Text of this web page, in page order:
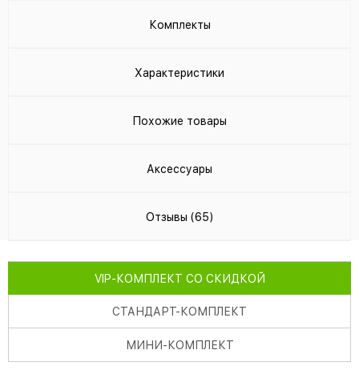
Комплекты
Характеристики
Похожие товары
Аксессуары
Отзывы (65)
VIP-КОМПЛЕКТ СО СКИДКОЙ
СТАНДАРТ-КОМПЛЕКТ
МИНИ-КОМПЛЕКТ